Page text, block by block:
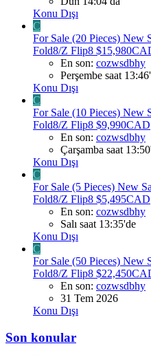
Konu Dışı
C
For Sale (20 Pieces) New
Fold8/Z Flip8
En son: cozwsdbhy
Perşembe saat
Konu Dışı
C
For Sale (10 Pieces) New
Fold8/Z Flip8 $9,990CAD
En son: cozwsdbhy
Çarşamba saat
Konu Dışı
C
For Sale (5 Pieces) New
Fold8/Z Flip8 $5,495CAD
En son: cozwsdbhy
Salı saat 13:35'de
Konu Dışı
C
For Sale (50 Pieces) New
Fold8/Z Flip8
En son: cozwsdbhy
31 Tem 2026
Konu Dışı
Son konular